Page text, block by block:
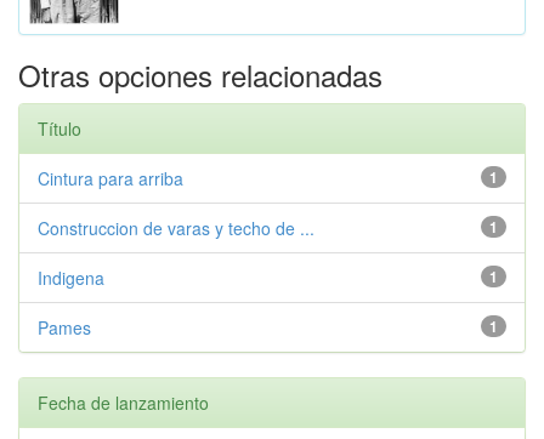
Otras opciones relacionadas
Título
1
Cintura para arriba
1
Construccion de varas y techo de ...
1
Indigena
1
Pames
Fecha de lanzamiento